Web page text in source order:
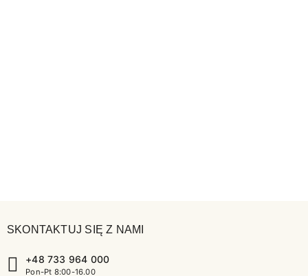
SKONTAKTUJ SIĘ Z NAMI
+48 733 964 000
Pon-Pt 8:00-16.00